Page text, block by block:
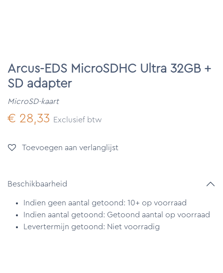
Arcus-EDS MicroSDHC Ultra 32GB +
SD adapter
MicroSD-kaart
€ 28,33 Exclusief btw
Toevoegen aan verlanglijst
Beschikbaarheid
Indien geen aantal getoond: 10+ op voorraad
Indien aantal getoond: Getoond aantal op voorraad
Levertermijn getoond: Niet voorradig